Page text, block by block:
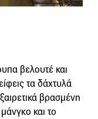
βελουτέ και
τα δάχτυλά
βρασμένη
και το